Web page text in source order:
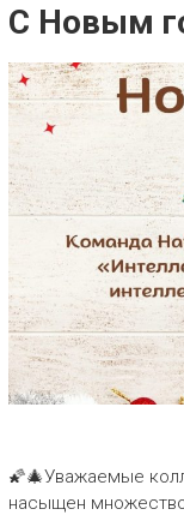
С Новым
🌠🎄Уважаемые
насыщен